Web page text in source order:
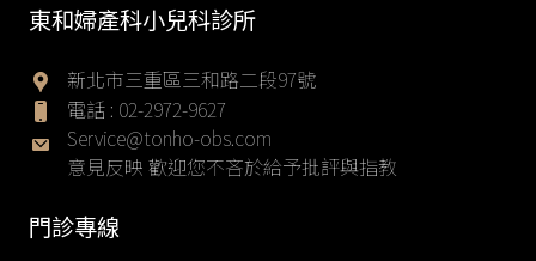
東和婦產科小兒科診所
新北市三重區三和路二段97號
電話 : 02-2972-9627
Service@tonho-obs.com
意見反映 歡迎您不吝於給予批評與指教
門診專線